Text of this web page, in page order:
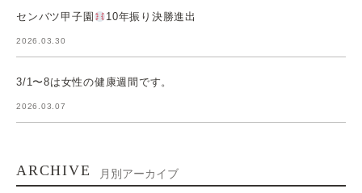
センバツ甲子園 10年振り決勝進出
2026.03.30
3/1〜8は女性の健康週間です。
2026.03.07
ARCHIVE 月別アーカイブ